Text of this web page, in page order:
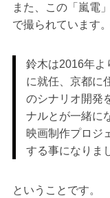
また、この「嵐電
で撮られています
鈴木は2016年よ
に就任、京都に
のシナリオ開発
ナルとが一緒に
映画制作プロジ
する事になりま
ということです。